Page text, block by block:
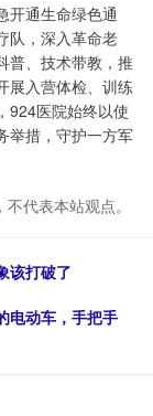
开通生命绿色通
队，深入革命老
普、技术带教，推
展入营体检、训练
924医院始终以使
举措，守护一方军
代表本站观点。
该打破了
电动车，手把手